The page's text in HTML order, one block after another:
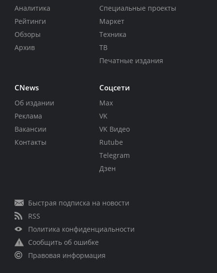
Аналитика
Рейтинги
Обзоры
Архив
Специальные проекты
Маркет
Техника
ТВ
Печатные издания
CNews
Об издании
Реклама
Вакансии
Контакты
Соцсети
Max
VK
VK Видео
Rutube
Telegram
Дзен
Быстрая подписка на новости
RSS
Политика конфиденциальности
Сообщить об ошибке
Правовая информация